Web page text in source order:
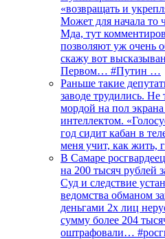
«возвращать и
Может для начала то
Мда, тут
позволяют уж
скажу вот
Первом… #Путин …
Раньше такие
заводе трудились.
мордой на пол
интеллектом.
год сидит кабан в
меня учит, как жить,
В Самаре
на 200 тысяч рублей
Суд и следствие
ведомства обманом
деньгами 2х лиц
сумму более 204
оштрафовали…